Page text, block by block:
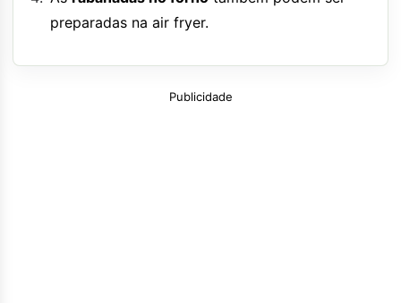
preparadas na air fryer.
Publicidade